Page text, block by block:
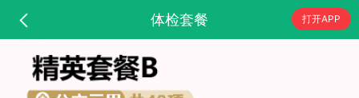
体检套餐 打开APP